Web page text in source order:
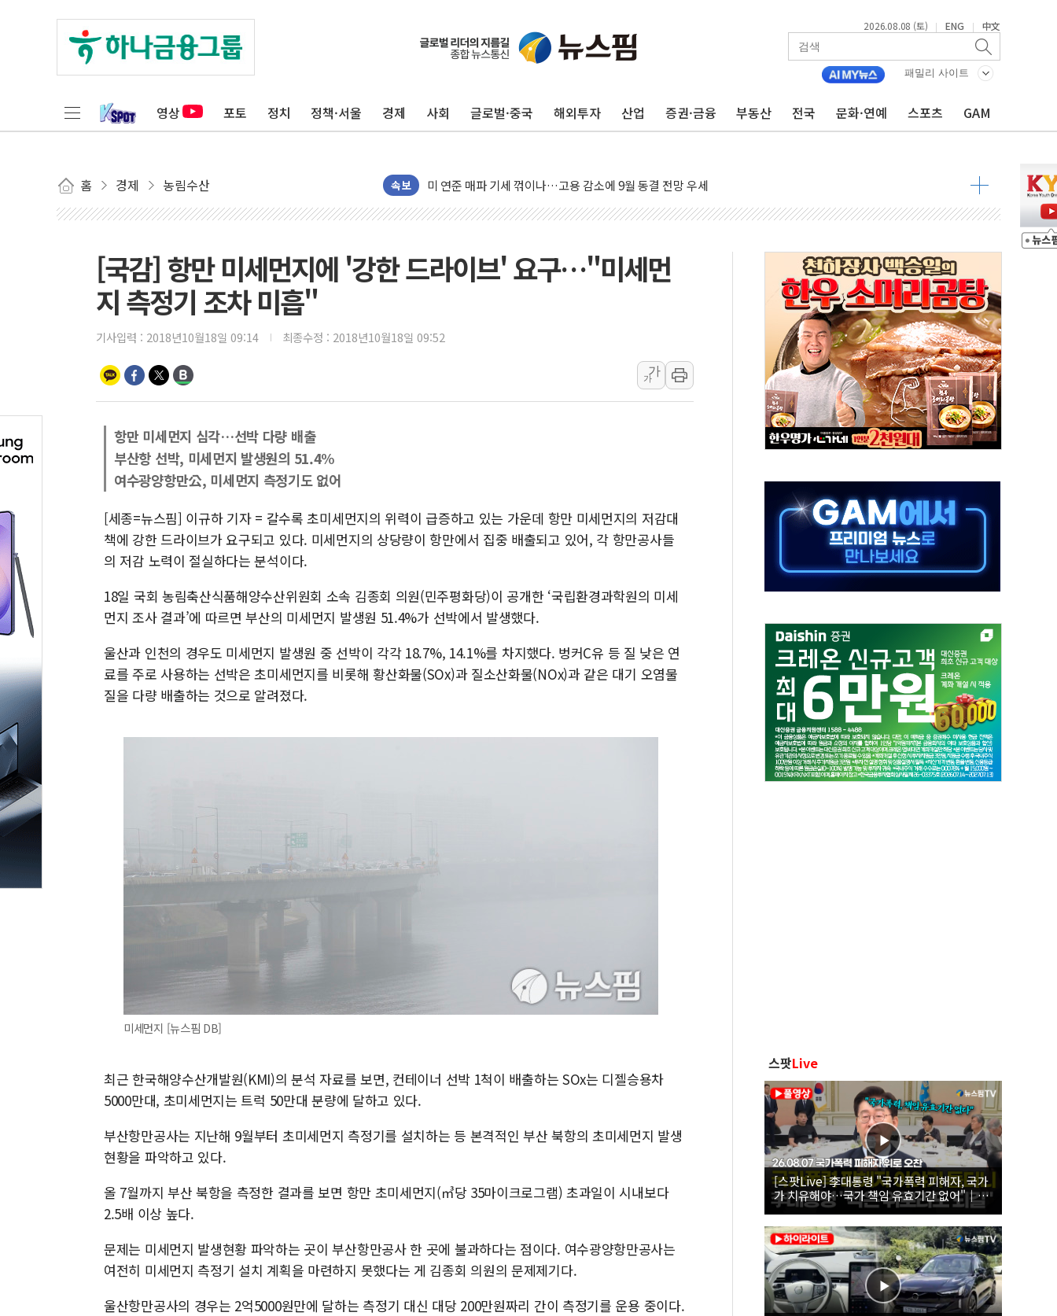
2026.08.08 (토) | ENG | 中文
패밀리 사이트
영상 포토 정치 정책·서울 경제 사회 글로벌·중국 해외투자 산업 증권·금융 부동산 전국 문화·연예 스포츠 GAM
홈 경제 농림수산 속보
민주, 오늘 제주·인천 경선 결과 발표...'김민석 재역전 vs 정청래 격차 확대'
한상협, 업계 개인정보 보안 새판 짠다…'자율규제단체' 타진
트럼프, 쿡 연준 이사 해임 재추진…"26일까지 의혹 소명" 요구
유럽증시, 美 고용 예상 밖 부진에 연준 금리 인상 가능성 낮아지며 상승… STOXX 600 지수는 나흘 연속 최고치
[종합] 이슬람 수니파 3국, '공동방위협정' 체결… 이스라엘·이란 위협에 맞설 자체 억지력 강화
트럼프, 백신·자폐증 행정명령 검토…"이르면 다음 주"
이란 핵심 원유 수출항 '하르그섬', 최근 1주일 이상 '올스톱'… 美 해상봉쇄 영향
美 고용 쇼크에 엔화 장중 급등…시장은 "또 개입했나" 촉각
뉴욕증시 프리뷰, 美 고용 쇼크에 금리 인상 우려 후퇴…나스닥 선물 1%대 상승
[사진] 이슬람 수니파 3개국, 공동방위협정 체결
뉴욕증시 개장 전 특징주...아틀라시안·클라우드플레어·태양광주↑ VS 트레이드데스크·웬디스↓
보훈부, 미 DPAA와 MOU… "6·25 미군 실종자 7359명 끝까지 찾겠다"
[국감] 항만 미세먼지에 '강한 드라이브' 요구…"미세먼
지 측정기 조차 미흡"
기사입력 : 2018년10월18일 09:14 최종수정 : 2018년10월18일 09:52
가
가
항만 미세먼지 심각…선박 다량 배출
부산항 선박, 미세먼지 발생원의 51.4%
여수광양항만公, 미세먼지 측정기도 없어
[세종=뉴스핌] 이규하 기자 = 갈수록 초미세먼지의 위력이 급증하고 있는 가운데 항만 미세먼지의 저감대
책에 강한 드라이브가 요구되고 있다. 미세먼지의 상당량이 항만에서 집중 배출되고 있어, 각 항만공사들
의 저감 노력이 절실하다는 분석이다.
18일 국회 농림축산식품해양수산위원회 소속 김종회 의원(민주평화당)이 공개한 ‘국립환경과학원의 미세
먼지 조사 결과’에 따르면 부산의 미세먼지 발생원 51.4%가 선박에서 발생했다.
울산과 인천의 경우도 미세먼지 발생원 중 선박이 각각 18.7%, 14.1%를 차지했다. 벙커C유 등 질 낮은 연
료를 주로 사용하는 선박은 초미세먼지를 비롯해 황산화물(SOx)과 질소산화물(NOx)과 같은 대기 오염물
질을 다량 배출하는 것으로 알려졌다.
미세먼지 [뉴스핌 DB]
최근 한국해양수산개발원(KMI)의 분석 자료를 보면, 컨테이너 선박 1척이 배출하는 SOx는 디젤승용차
5000만대, 초미세먼지는 트럭 50만대 분량에 달하고 있다.
부산항만공사는 지난해 9월부터 초미세먼지 측정기를 설치하는 등 본격적인 부산 북항의 초미세먼지 발생
현황을 파악하고 있다.
올 7월까지 부산 북항을 측정한 결과를 보면 항만 초미세먼지(㎥당 35마이크로그램) 초과일이 시내보다
2.5배 이상 높다.
문제는 미세먼지 발생현황 파악하는 곳이 부산항만공사 한 곳에 불과하다는 점이다. 여수광양항만공사는
여전히 미세먼지 측정기 설치 계획을 마련하지 못했다는 게 김종회 의원의 문제제기다.
울산항만공사의 경우는 2억5000원만에 달하는 측정기 대신 대당 200만원짜리 간이 측정기를 운용 중이다.
스팟Live
[스팟Live] 李대통령 "국가폭력 피해자, 국가
가 치유해야…국가 책임 유효기간 없어"｜
26.08.07 국가폭력 피해자 위로 오찬